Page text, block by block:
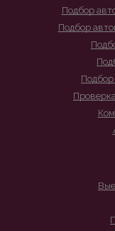
Подбор
Подбор
Подбор